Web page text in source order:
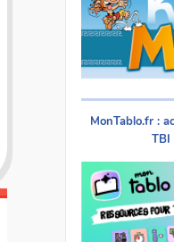
MonTablo.fr :
TBI